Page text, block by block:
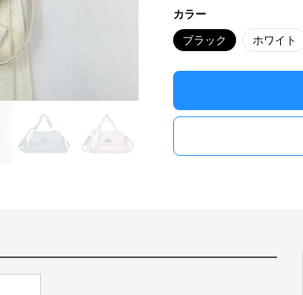
カラー
ブラック ホワイト